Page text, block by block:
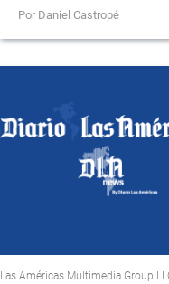
Por Daniel Castropé
Las Américas Multimedia Group